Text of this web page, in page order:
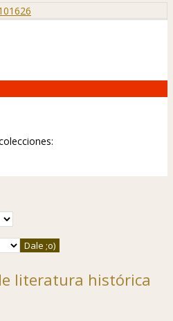
literatura histórica